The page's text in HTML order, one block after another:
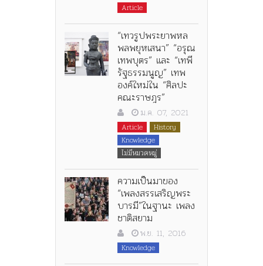
Article
“เทวรูปพระยาพหล
พลพยุหเสนา” “อรุณ
เทพบุตร” และ “เทพี
รัฐธรรมนูญ” เทพ
องค์ใหม่ใน “ศิลปะ
คณะราษฎร”
ม.ค. 07, 2021
Article
History
Knowledge
ไม่มีหมวดหมู่
ความเป็นมาของ
“เพลงสรรเสริญพระ
บารมี”ในฐานะ เพลง
ชาติสยาม
พ.ย. 11, 2016
Knowledge